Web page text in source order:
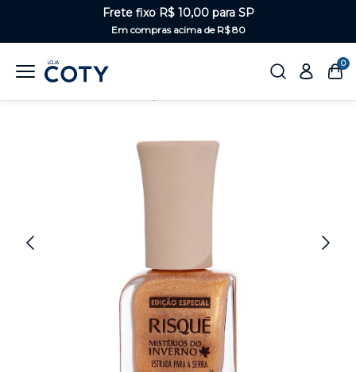
Frete fixo R$ 10,00 para SP
Em compras acima de R$ 80
0